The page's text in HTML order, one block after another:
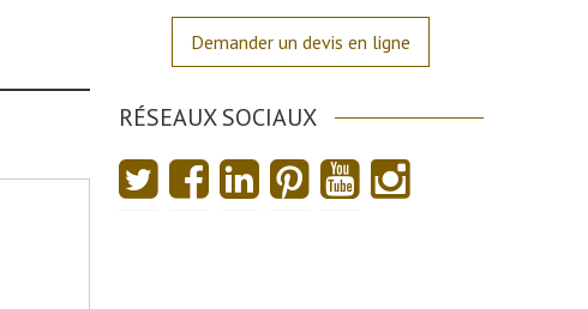
Demander un devis en ligne
RÉSEAUX SOCIAUX